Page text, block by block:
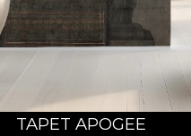
TAPET APOGEE